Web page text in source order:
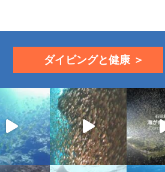
ダイビングと健康 ＞